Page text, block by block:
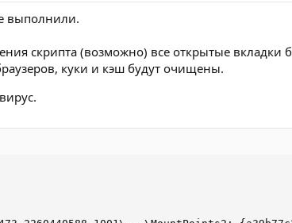
выполнили.
скрипта (возможно) все открытые вкладки
куки и кэш будут очищены.